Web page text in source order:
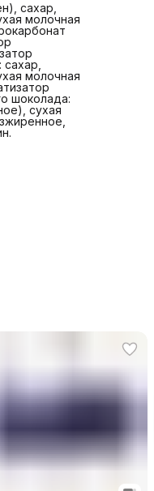
сахар,
молочная
молочная
шоколада:
сухая